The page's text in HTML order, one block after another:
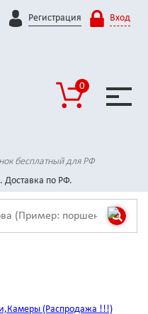
Регистрация Вход
0
бесплатный для РФ
Доставка по РФ.
(Распродажа !!!)